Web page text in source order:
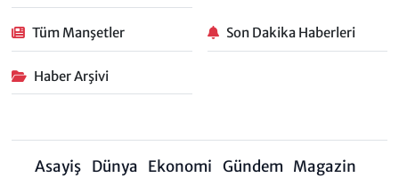
Tüm Manşetler Son Dakika Haberleri
Haber Arşivi
Asayiş Dünya Ekonomi Gündem Magazin